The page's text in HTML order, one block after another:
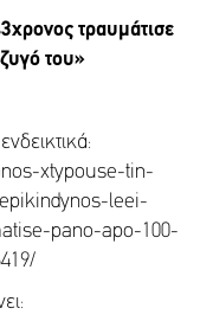
τραυμάτισε
του»
xtypouse-tin-
leei-
pano-apo-100-